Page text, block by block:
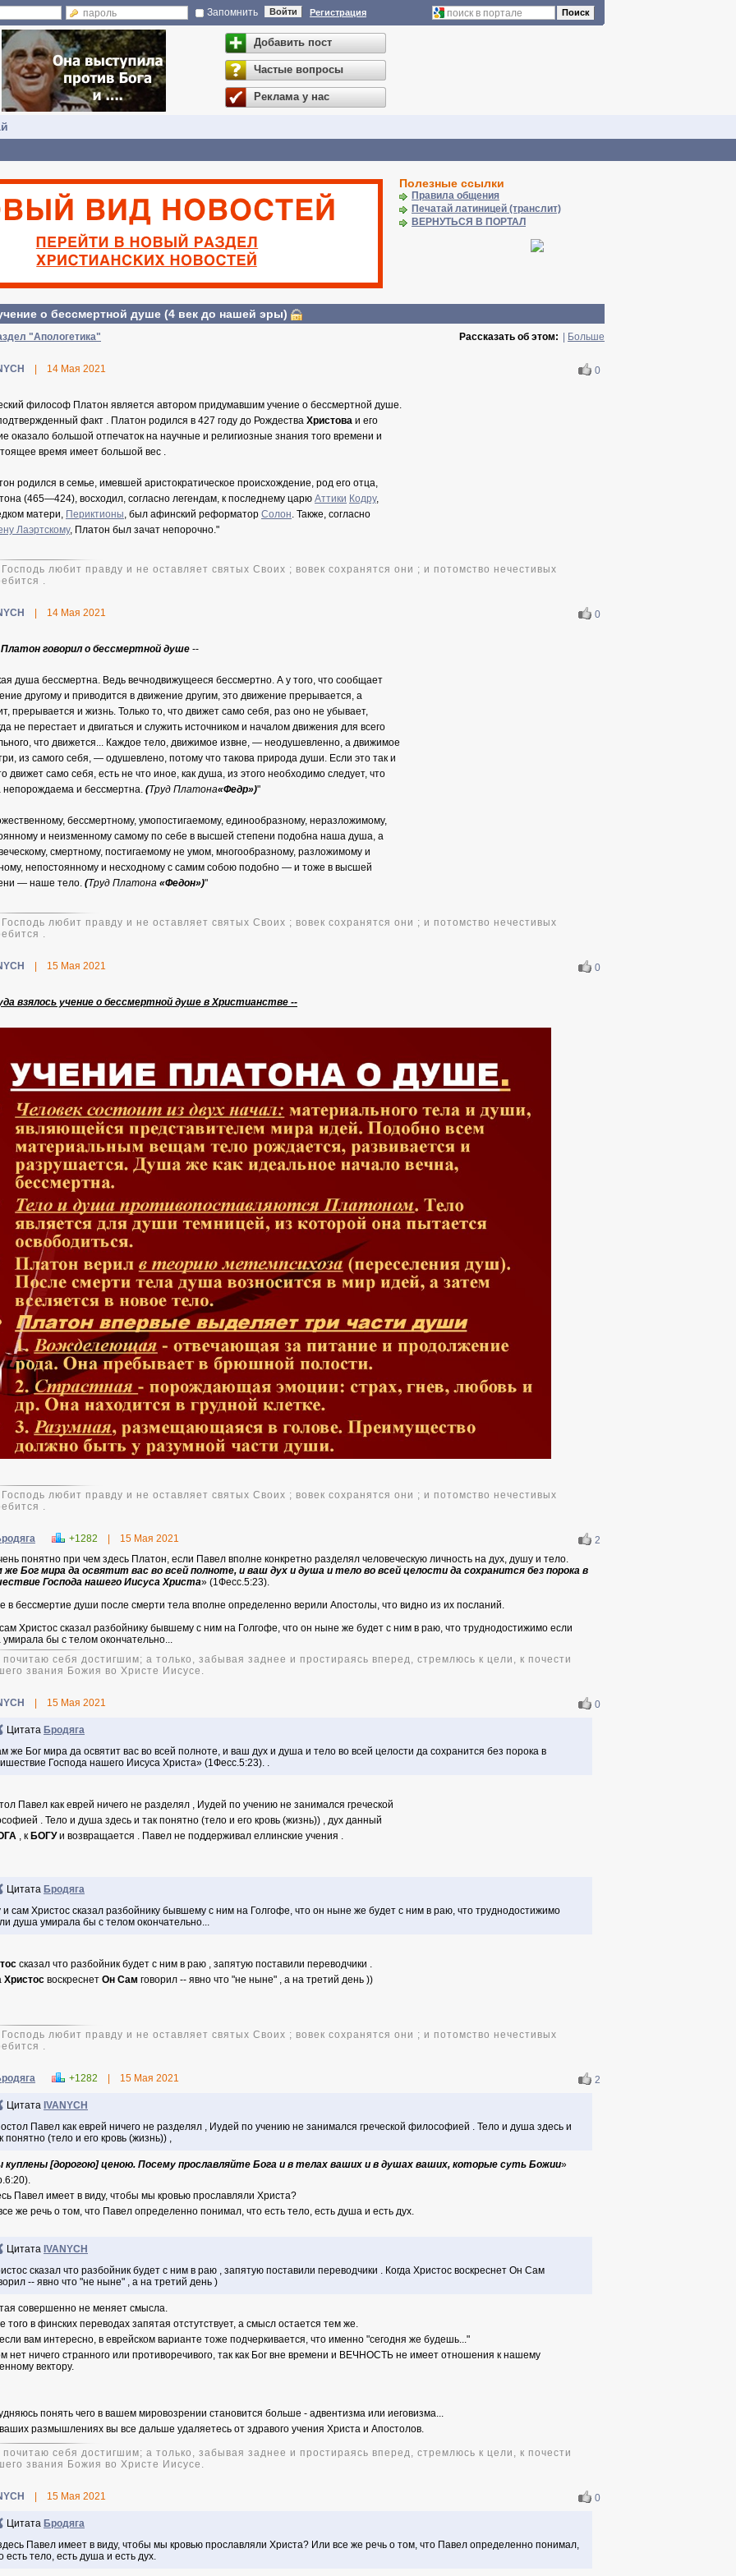
Запомнить Войти Регистрация Поиск
Добавить пост
Частые вопросы
Реклама у нас
Полезные ссылки
Правила общения
Печатай латиницей (транслит)
ВЕРНУТЬСЯ В ПОРТАЛ
о бессмертной душе (4 век до нашей эры)
"Апологетика" Больше
Рассказать об этом:
14 Мая 2021 0
философ Платон является автором придумавшим учение о бессмертной душе.
факт . Платон родился в 427 году до Рождества Христова и его
оказало большой отпечаток на научные и религиозные знания того времени и
время имеет большой вес .
родился в семье, имевшей аристократическое происхождение, род его отца,
(465—424), восходил, согласно легендам, к последнему царю Аттики Кодру,
матери, Периктионы, был афинский реформатор Солон. Также, согласно
Лаэртскому, Платон был зачат непорочно."
любит правду и не оставляет святых Своих ; вовек сохранятся они ; и потомство нечестивых
.
14 Мая 2021 0
говорил о бессмертной душе --
душа бессмертна. Ведь вечнодвижущееся бессмертно. А у того, что сообщает
другому и приводится в движение другим, это движение прерывается, а
прерывается и жизнь. Только то, что движет само себя, раз оно не убывает,
не перестает и двигаться и служить источником и началом движения для всего
что движется... Каждое тело, движимое извне, — неодушевленно, а движимое
из самого себя, — одушевлено, потому что такова природа души. Если это так и
движет само себя, есть не что иное, как душа, из этого необходимо следует, что
и бессмертна. (Труд Платона«Федр»)"
бессмертному, умопостигаемому, единообразному, неразложимому,
и неизменному самому по себе в высшей степени подобна наша душа, а
смертному, постигаемому не умом, многообразному, разложимому и
непостоянному и несходному с самим собою подобно — и тоже в высшей
— наше тело. (Труд Платона «Федон»)"
любит правду и не оставляет святых Своих ; вовек сохранятся они ; и потомство нечестивых
.
15 Мая 2021 0
взялось учение о бессмертной душе в Христианстве --
любит правду и не оставляет святых Своих ; вовек сохранятся они ; и потомство нечестивых
.
+1282 15 Мая 2021
2
понятно при чем здесь Платон, если Павел вполне конкретно разделял человеческую личность на дух, душу и тело.
же Бог мира да освятит вас во всей полноте, и ваш дух и душа и тело во всей целости да сохранится без порока в
Господа нашего Иисуса Христа» (1Фесс.5:23).
в бессмертие души после смерти тела вполне определенно верили Апостолы, что видно из их посланий.
Христос сказал разбойнику бывшему с ним на Голгофе, что он ныне же будет с ним в раю, что труднодостижимо если
бы с телом окончательно...
почитаю себя достигшим; а только, забывая заднее и простираясь вперед, стремлюсь к цели, к почести
звания Божия во Христе Иисусе.
15 Мая 2021 0
Цитата Бродяга
же Бог мира да освятит вас во всей полноте, и ваш дух и душа и тело во всей целости да сохранится без порока в
Господа нашего Иисуса Христа» (1Фесс.5:23). .
Павел как еврей ничего не разделял , Иудей по учению не занимался греческой
. Тело и душа здесь и так понятно (тело и его кровь (жизнь)) , дух данный
, к БОГУи возвращается . Павел не поддерживал еллинские учения .
Цитата Бродяга
и сам Христос сказал разбойнику бывшему с ним на Голгофе, что он ныне же будет с ним в раю, что труднодостижимо
душа умирала бы с телом окончательно...
сказал что разбойник будет с ним в раю , запятую поставили переводчики .
Христос воскреснет Он Сам говорил -- явно что "не ныне" , а на третий день ))
любит правду и не оставляет святых Своих ; вовек сохранятся они ; и потомство нечестивых
.
+1282 15 Мая 2021 2
Цитата IVANYCH
Павел как еврей ничего не разделял , Иудей по учению не занимался греческой философией . Тело и душа здесь и
понятно (тело и его кровь (жизнь)) ,
куплены [дорогою] ценою. Посему прославляйте Бога и в телах ваших и в душах ваших, которые суть Божии»
Павел имеет в виду, чтобы мы кровью прославляли Христа?
же речь о том, что Павел определенно понимал, что есть тело, есть душа и есть дух.
Цитата IVANYCH
сказал что разбойник будет с ним в раю , запятую поставили переводчики . Когда Христос воскреснет Он Сам
-- явно что "не ныне" , а на третий день )
совершенно не меняет смысла.
того в финских переводах запятая отстутствует, а смысл остается тем же.
вам интересно, в еврейском варианте тоже подчеркивается, что именно "сегодня же будешь..."
нет ничего странного или противоречивого, так как Бог вне времени и ВЕЧНОСТЬ не имеет отношения к нашему
вектору.
понять чего в вашем мировозрении становится больше - адвентизма или иеговизма...
размышлениях вы все дальше удаляетесь от здравого учения Христа и Апостолов.
почитаю себя достигшим; а только, забывая заднее и простираясь вперед, стремлюсь к цели, к почести
звания Божия во Христе Иисусе.
15 Мая 2021 0
Цитата Бродяга
Павел имеет в виду, чтобы мы кровью прославляли Христа? Или все же речь о том, что Павел определенно понимал,
есть тело, есть душа и есть дух.